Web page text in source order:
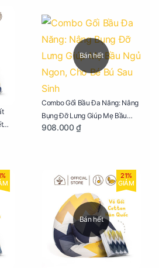
Bán hết
Combo Gối Bầu Đa Năng: Nâng
Bụng Đỡ Lưng Giúp Mẹ Bầu
Ngủ Ngon, Cho Bé Bú Sau Sinh
908.000 ₫
Bán hết
21%
GIẢM